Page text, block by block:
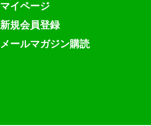
マイページ
新規会員登録
メールマガジン購読